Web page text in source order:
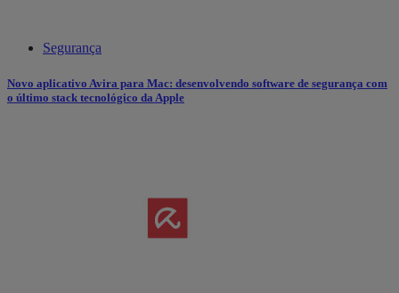
Segurança
Novo aplicativo Avira para Mac: desenvolvendo software de segurança com
o último stack tecnológico da Apple